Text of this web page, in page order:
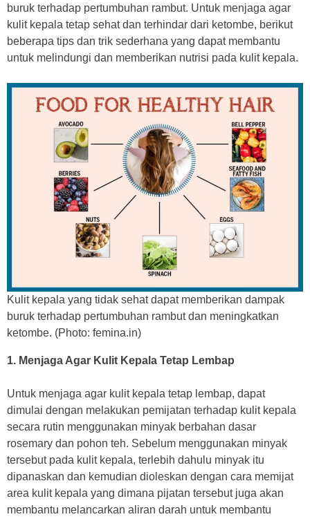
buruk terhadap pertumbuhan rambut. Untuk menjaga agar
kulit kepala tetap sehat dan terhindar dari ketombe, berikut
beberapa tips dan trik sederhana yang dapat membantu
untuk melindungi dan memberikan nutrisi pada kulit kepala.
Kulit kepala yang tidak sehat dapat memberikan dampak
buruk terhadap pertumbuhan rambut dan meningkatkan
ketombe. (Photo: femina.in)
1. Menjaga Agar Kulit Kepala Tetap Lembap
Untuk menjaga agar kulit kepala tetap lembap, dapat
dimulai dengan melakukan pemijatan terhadap kulit kepala
secara rutin menggunakan minyak berbahan dasar
rosemary dan pohon teh. Sebelum menggunakan minyak
tersebut pada kulit kepala, terlebih dahulu minyak itu
dipanaskan dan kemudian dioleskan dengan cara memijat
area kulit kepala yang dimana pijatan tersebut juga akan
membantu melancarkan aliran darah untuk membantu